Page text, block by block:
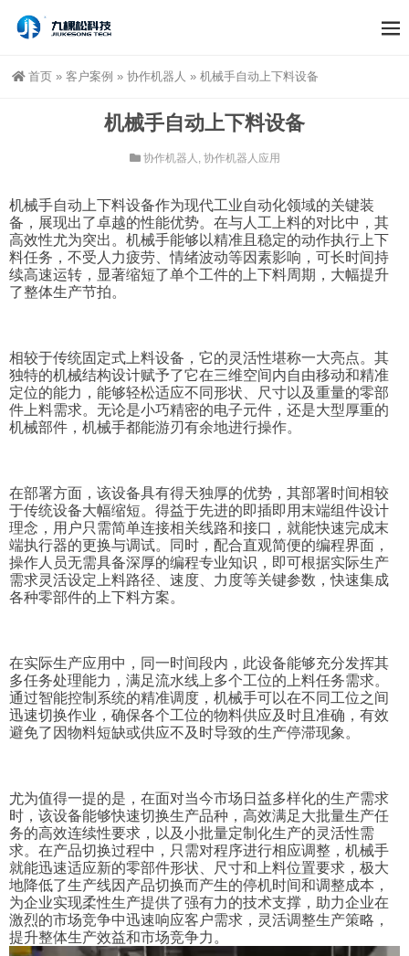
首页 » 客户案例 » 协作机器人 » 机械手自动上下料设备
机械手自动上下料设备
协作机器人 , 协作机器人应用
机械手自动上下料设备作为现代工业自动化领域的关键装
备，展现出了卓越的性能优势。在与人工上料的对比中，其
高效性尤为突出。机械手能够以精准且稳定的动作执行上下
料任务，不受人力疲劳、情绪波动等因素影响，可长时间持
续高速运转，显著缩短了单个工件的上下料周期，大幅提升
了整体生产节拍。
相较于传统固定式上料设备，它的灵活性堪称一大亮点。其
独特的机械结构设计赋予了它在三维空间内自由移动和精准
定位的能力，能够轻松适应不同形状、尺寸以及重量的零部
件上料需求。无论是小巧精密的电子元件，还是大型厚重的
机械部件，机械手都能游刃有余地进行操作。
在部署方面，该设备具有得天独厚的优势，其部署时间相较
于传统设备大幅缩短。得益于先进的即插即用末端组件设计
理念，用户只需简单连接相关线路和接口，就能快速完成末
端执行器的更换与调试。同时，配合直观简便的编程界面，
操作人员无需具备深厚的编程专业知识，即可根据实际生产
需求灵活设定上料路径、速度、力度等关键参数，快速集成
各种零部件的上下料方案。
在实际生产应用中，同一时间段内，此设备能够充分发挥其
多任务处理能力，满足流水线上多个工位的上料任务需求。
通过智能控制系统的精准调度，机械手可以在不同工位之间
迅速切换作业，确保各个工位的物料供应及时且准确，有效
避免了因物料短缺或供应不及时导致的生产停滞现象。
尤为值得一提的是，在面对当今市场日益多样化的生产需求
时，该设备能够快速切换生产品种，高效满足大批量生产任
务的高效连续性要求，以及小批量定制化生产的灵活性需
求。在产品切换过程中，只需对程序进行相应调整，机械手
就能迅速适应新的零部件形状、尺寸和上料位置要求，极大
地降低了生产线因产品切换而产生的停机时间和调整成本，
为企业实现柔性生产提供了强有力的技术支撑，助力企业在
激烈的市场竞争中迅速响应客户需求，灵活调整生产策略，
提升整体生产效益和市场竞争力。